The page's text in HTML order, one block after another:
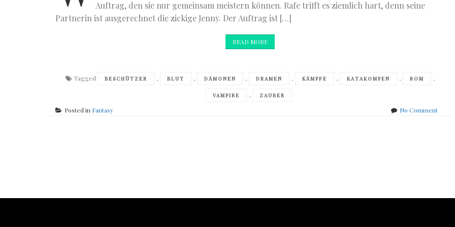
Auftrag, den sie nur gemeinsam meistern können. Rafe trifft es ziemlich hart, denn seine
Partnerin ist ausgerechnet die zickige Jenny. Der Auftrag ist […]
READ MORE
Tagged BESCHÜTZER , BLUT , DÄMONEN , DRAMEN , KÄMPFE , KATAKOMPEN , ROM ,
VAMPIRE , ZAUBER
Posted in Fantasy No Commenton